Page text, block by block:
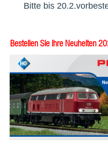
Bitte bis
Bestellen Sie ihre Neuheiten